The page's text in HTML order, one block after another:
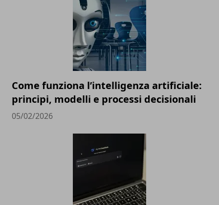
Come funziona l’intelligenza artificiale:
principi, modelli e processi decisionali
05/02/2026